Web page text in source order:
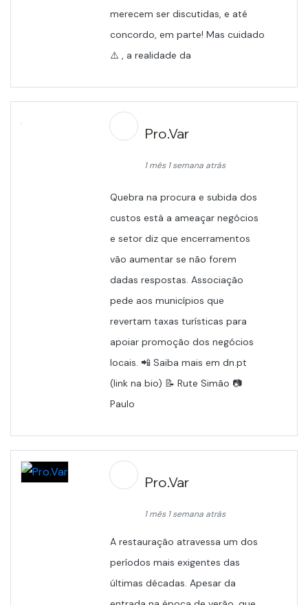
merecem ser discutidas, e até
concordo, em parte! Mas cuidado
⚠️ , a realidade da
Pro.Var
1 mês 1 semana atrás
Quebra na procura e subida dos
custos está a ameaçar negócios
e setor diz que encerramentos
vão aumentar se não forem
dadas respostas. Associação
pede aos municípios que
revertam taxas turísticas para
apoiar promoção dos negócios
locais. 📲 Saiba mais em dn.pt
(link na bio) 📝 Rute Simão 📷
Paulo
Pro.Var
1 mês 1 semana atrás
A restauração atravessa um dos
períodos mais exigentes das
últimas décadas. Apesar da